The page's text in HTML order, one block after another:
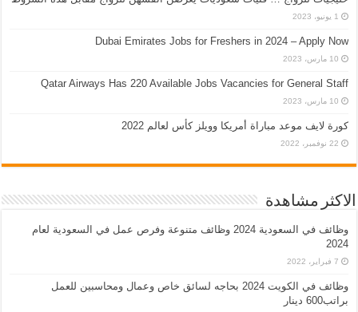
1 يونيو، 2023
Dubai Emirates Jobs for Freshers in 2024 – Apply Now
10 مارس، 2023
Qatar Airways Has 220 Available Jobs Vacancies for General Staff
10 مارس، 2023
كورة لايف موعد مباراة أمريكا وويلز كأس لعالم 2022
22 نوفمبر، 2022
الاكثر مشاهدة
وظائف في السعودية 2024 وظائف متنوعة وفرص عمل في السعودية لعام
2024
7 فبراير، 2022
وظائف في الكويت 2024 بحاجه لسائق خاص وعمال ومحاسبين للعمل
براتب600 دينار